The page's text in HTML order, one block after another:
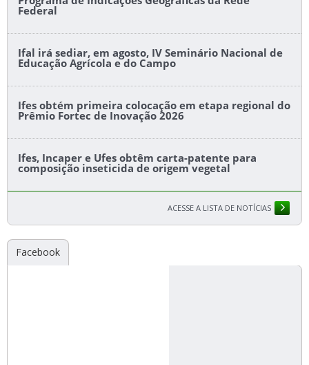
Federal
Ifal irá sediar, em agosto, IV Seminário Nacional de
Educação Agrícola e do Campo
Ifes obtém primeira colocação em etapa regional do
Prêmio Fortec de Inovação 2026
Ifes, Incaper e Ufes obtêm carta-patente para
composição inseticida de origem vegetal
ACESSE A LISTA DE NOTÍCIAS
Facebook